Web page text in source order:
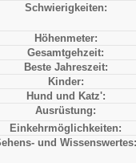
Schwierigkeiten:
Höhenmeter:
Gesamtgehzeit:
Beste Jahreszeit:
Kinder:
Hund und Katz':
Ausrüstung:
Einkehrmöglichkeiten:
und Wissenswertes: